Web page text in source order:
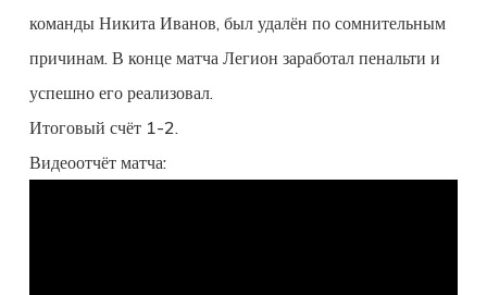
команды Никита Иванов, был удалён по сомнительным
причинам. В конце матча Легион заработал пенальти и
успешно его реализовал.
Итоговый счёт 1-2.
Видеоотчёт матча: